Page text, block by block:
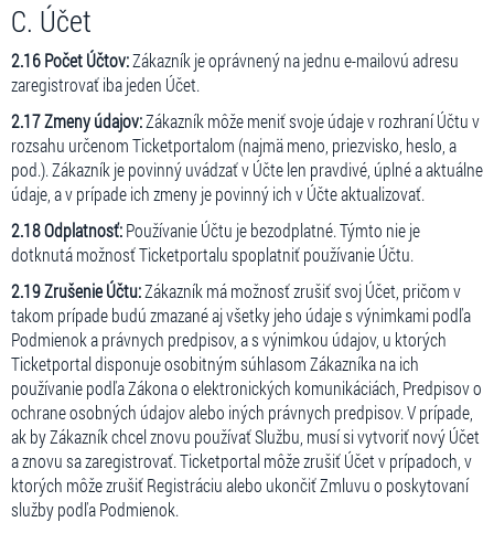
C. Účet
2.16 Počet Účtov:Zákazník je oprávnený na jednu e-mailovú adresu
zaregistrovať iba jeden Účet.
2.17 Zmeny údajov:Zákazník môže meniť svoje údaje v rozhraní Účtu v
rozsahu určenom Ticketportalom (najmä meno, priezvisko, heslo, a
pod.). Zákazník je povinný uvádzať v Účte len pravdivé, úplné a aktuálne
údaje, a v prípade ich zmeny je povinný ich v Účte aktualizovať.
2.18 Odplatnosť:Používanie Účtu je bezodplatné. Týmto nie je
dotknutá možnosť Ticketportalu spoplatniť používanie Účtu.
2.19 Zrušenie Účtu:Zákazník má možnosť zrušiť svoj Účet, pričom v
takom prípade budú zmazané aj všetky jeho údaje s výnimkami podľa
Podmienok a právnych predpisov, a s výnimkou údajov, u ktorých
Ticketportal disponuje osobitným súhlasom Zákazníka na ich
používanie podľa Zákona o elektronických komunikáciách, Predpisov o
ochrane osobných údajov alebo iných právnych predpisov. V prípade,
ak by Zákazník chcel znovu používať Službu, musí si vytvoriť nový Účet
a znovu sa zaregistrovať. Ticketportal môže zrušiť Účet v prípadoch, v
ktorých môže zrušiť Registráciu alebo ukončiť Zmluvu o poskytovaní
služby podľa Podmienok.